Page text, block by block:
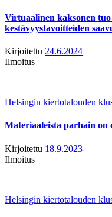
Virtuaalinen kaksonen
kestävyystavoitteiden
Kirjoitettu 24.6.2024
Ilmoitus
Helsingin kiertotalouden
Materiaaleista parhain on
Kirjoitettu 18.9.2023
Ilmoitus
Helsingin kiertotalouden